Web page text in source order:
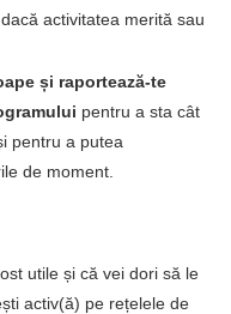
activitatea merită sau
și raportează-te
pentru a sta cât
pentru a putea
de moment.
utile și că vei dori să le
activ(ă) pe rețelele de